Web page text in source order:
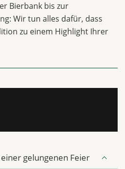
Bierbank bis zur
Wir tun alles dafür, dass
zu einem Highlight Ihrer
gelungenen Feier